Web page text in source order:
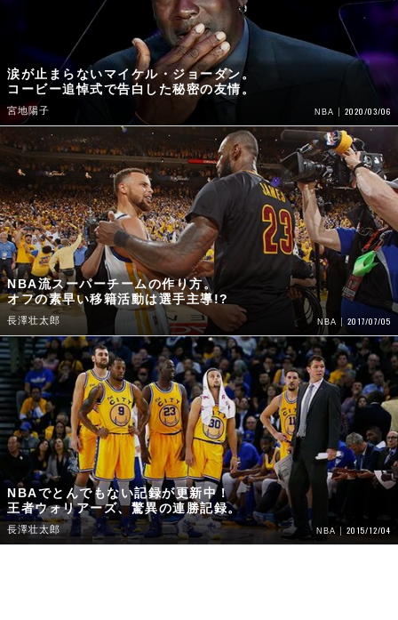
涙が止まらないマイケル・ジョーダン。
コービー追悼式で告白した秘密の友情。
宮地陽子 NBA 2020/03/06
NBA流スーパーチームの作り方。
オフの素早い移籍活動は選手主導!?
長澤壮太郎 NBA 2017/07/05
NBAでとんでもない記録が更新中！
王者ウォリアーズ、驚異の連勝記録。
長澤壮太郎 NBA 2015/12/04